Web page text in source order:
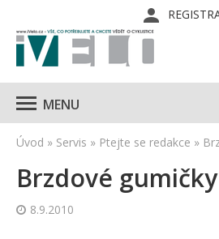
MENU
Úvod » Servis » Ptejte se redakce »
Brzdové gumičky
8.9.2010